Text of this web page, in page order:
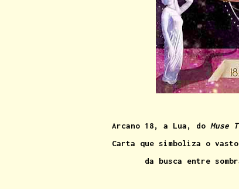
Arcano 18, a Lua, do Muse
Carta que simboliza o
da busca entre